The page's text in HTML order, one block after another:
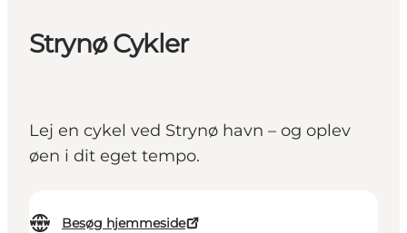
Strynø Cykler
Lej en cykel ved Strynø havn – og oplev
øen i dit eget tempo.
Besøg hjemmeside